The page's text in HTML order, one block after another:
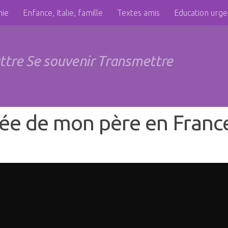
Enfance, Italie, famille Textes amis Education
Se souvenir Transmettre
de mon père en